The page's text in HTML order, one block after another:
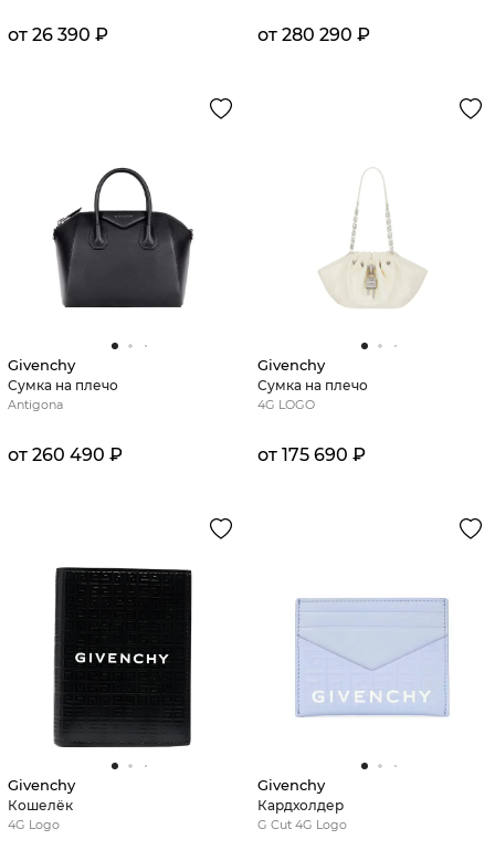
от 26 390 ₽ от 280 290 ₽
Givenchy
Сумка на плечо
Antigona
от 260 490 ₽
Givenchy
Сумка на плечо
4G LOGO
от 175 690 ₽
Givenchy
Кошелёк
4G Logo
Givenchy
Кардхолдер
G Cut 4G Logo